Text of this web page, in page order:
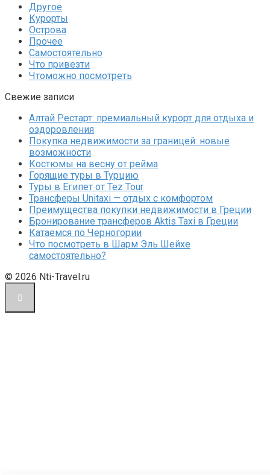
Другое
Курорты
Острова
Прочее
Самостоятельно
Что привезти
Чтоможно посмотреть
Свежие записи
Алтай Рестарт: премиальный курорт для отдыха и
оздоровления
Покупка недвижимости за границей: новые
возможности
Костюмы на весну от рейма
Горящие туры в Турцию
Туры в Египет от Tez Tour
Трансферы Unitaxi — отдых с комфортом
Преимущества покупки недвижимости в Греции
Бронирование трансферов Aktis Taxi в Греции
Катаемся по Черногории
Что посмотреть в Шарм Эль Шейхе
самостоятельно?
© 2026 Nti-Travel.ru